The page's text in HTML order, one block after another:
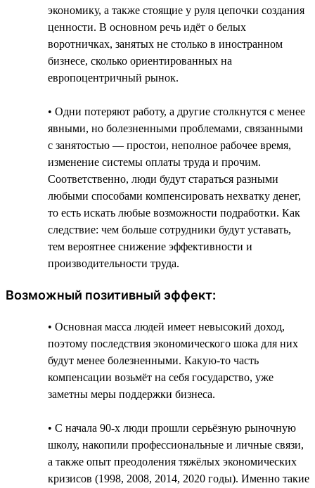
экономику, а также стоящие у руля цепочки создания
ценности. В основном речь идёт о белых
воротничках, занятых не столько в иностранном
бизнесе, сколько ориентированных на
европоцентричный рынок.
• Одни потеряют работу, а другие столкнутся с менее
явными, но болезненными проблемами, связанными
с занятостью — простои, неполное рабочее время,
изменение системы оплаты труда и прочим.
Соответственно, люди будут стараться разными
любыми способами компенсировать нехватку денег,
то есть искать любые возможности подработки. Как
следствие: чем больше сотрудники будут уставать,
тем вероятнее снижение эффективности и
производительности труда.
Возможный позитивный эффект:
• Основная масса людей имеет невысокий доход,
поэтому последствия экономического шока для них
будут менее болезненными. Какую-то часть
компенсации возьмёт на себя государство, уже
заметны меры поддержки бизнеса.
• С начала 90-х люди прошли серьёзную рыночную
школу, накопили профессиональные и личные связи,
а также опыт преодоления тяжёлых экономических
кризисов (1998, 2008, 2014, 2020 годы). Именно такие